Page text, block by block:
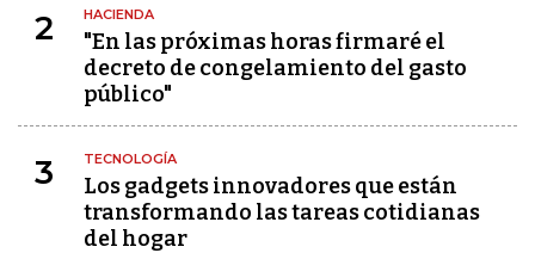
2 HACIENDA
"En las próximas horas firmaré el
decreto de congelamiento del gasto
público"
3 TECNOLOGÍA
Los gadgets innovadores que están
transformando las tareas cotidianas
del hogar